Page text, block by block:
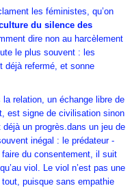
les féministes, qu’on
du silence des
dire non au harcèlement
le plus souvent : les
déjà refermé, et sonne
relation, un échange libre de
est signe de civilisation sinon
un progrès.dans un jeu de
inégal : le prédateur -
faire du consentement, il suit
viol. Le viol n’est pas une
puisque sans empathie